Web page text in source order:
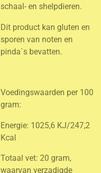
schaal- en shelpdieren.
Dit product kan gluten en
sporen van noten en
pinda`s bevatten.
Voedingswaarden per 100
gram:
Energie: 1025,6 KJ/247,2
Kcal
Totaal vet: 20 gram,
waarvan verzadigde